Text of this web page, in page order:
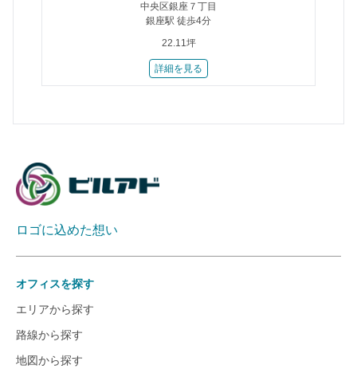
中央区銀座７丁目
銀座駅 徒歩4分
22.11坪
詳細を見る
ロゴに込めた想い
オフィスを探す
エリアから探す
路線から探す
地図から探す